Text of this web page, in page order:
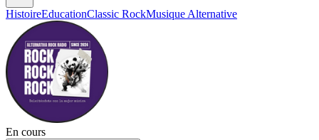
HistoireEducationClassic RockMusique Alternative
En cours